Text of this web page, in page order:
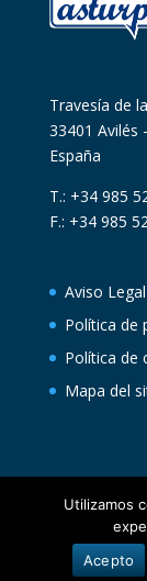
Travesía de
33401 Avilés
España
T.: +34 985
F.: +34 985
Aviso Legal
Política de
Política de
Mapa del
Utilizamos
Acepto